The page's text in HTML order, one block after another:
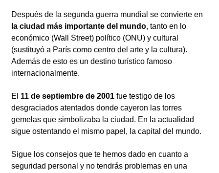
Después de la segunda guerra mundial se convierte en
la ciudad más importante del mundo, tanto en lo
económico (Wall Street) político (ONU) y cultural
(sustituyó a París como centro del arte y la cultura).
Además de esto es un destino turístico famoso
internacionalmente.
El 11 de septiembre de 2001 fue testigo de los
desgraciados atentados donde cayeron las torres
gemelas que simbolizaba la ciudad. En la actualidad
sigue ostentando el mismo papel, la capital del mundo.
Sigue los consejos que te hemos dado en cuanto a
seguridad personal y no tendrás problemas en una